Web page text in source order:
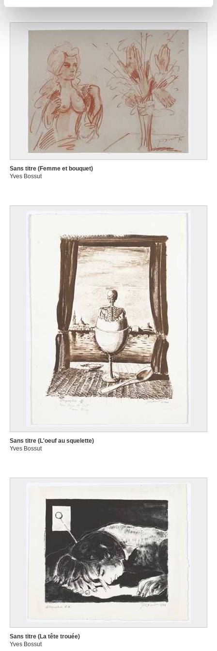
partageons également des informations sur l'utilisation de
publicité et d'analyse, qui peuvent combiner celles-ci
avec d'autres informations que vous leur avez fournies
ou qu'ils ont collectées lors de votre utilisation de leurs
Sans titre (Femme et bouquet)
Yves Bossut
Sans titre (L'oeuf au squelette)
Yves Bossut
Sans titre (La tête trouée)
Yves Bossut